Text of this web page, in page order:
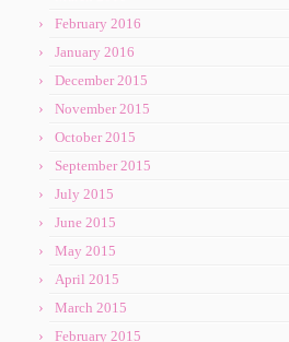
February 2016
January 2016
December 2015
November 2015
October 2015
September 2015
July 2015
June 2015
May 2015
April 2015
March 2015
February 2015